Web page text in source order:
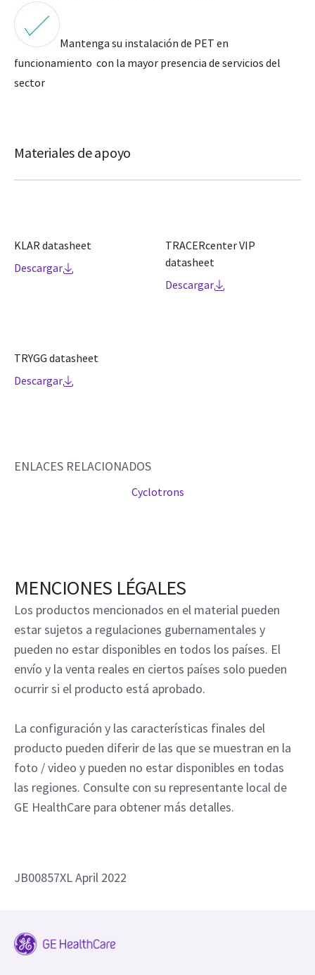
Mantenga su instalación de PET en
funcionamiento con la mayor presencia de servicios del
sector
Materiales de apoyo
KLAR datasheet
Descargar
TRACERcenter VIP
datasheet
Descargar
TRYGG datasheet
Descargar
ENLACES RELACIONADOS
Cyclotrons
MENCIONES LÉGALES
Los productos mencionados en el material pueden
estar sujetos a regulaciones gubernamentales y
pueden no estar disponibles en todos los países. El
envío y la venta reales en ciertos países solo pueden
ocurrir si el producto está aprobado.
La configuración y las características finales del
producto pueden diferir de las que se muestran en la
foto / video y pueden no estar disponibles en todas
las regiones. Consulte con su representante local de
GE HealthCare para obtener más detalles.
JB00857XL April 2022